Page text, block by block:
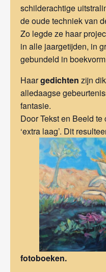
schilderachtige
de oude techniek van
Zo legde ze haar
in alle jaargetijden, in
gebundeld in
Haargedichten zijn
alledaagse
fantasie.
Door Tekst en Beeld
‘extra laag’. Dit
fotoboeken.